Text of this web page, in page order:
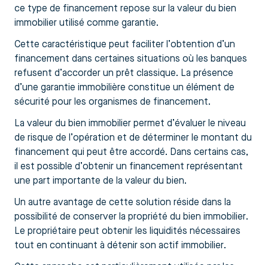
ce type de financement repose sur la valeur du bien
immobilier utilisé comme garantie.
Cette caractéristique peut faciliter l’obtention d’un
financement dans certaines situations où les banques
refusent d’accorder un prêt classique. La présence
d’une garantie immobilière constitue un élément de
sécurité pour les organismes de financement.
La valeur du bien immobilier permet d’évaluer le niveau
de risque de l’opération et de déterminer le montant du
financement qui peut être accordé. Dans certains cas,
il est possible d’obtenir un financement représentant
une part importante de la valeur du bien.
Un autre avantage de cette solution réside dans la
possibilité de conserver la propriété du bien immobilier.
Le propriétaire peut obtenir les liquidités nécessaires
tout en continuant à détenir son actif immobilier.